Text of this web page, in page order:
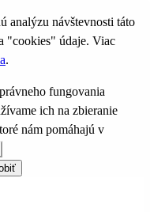
analýzu návštevnosti táto
"cookies" údaje. Viac
.
fungovania
ich na zbieranie
nám pomáhajú v